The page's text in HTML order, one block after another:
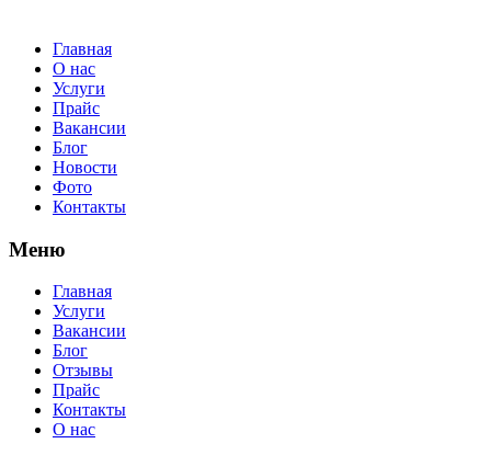
Главная
О нас
Услуги
Прайс
Вакансии
Блог
Новости
Фото
Контакты
Меню
Главная
Услуги
Вакансии
Блог
Отзывы
Прайс
Контакты
О нас